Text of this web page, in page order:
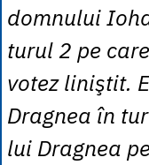
domnului
turul 2 pe
votez liniştit.
Dragnea în
lui Dragnea